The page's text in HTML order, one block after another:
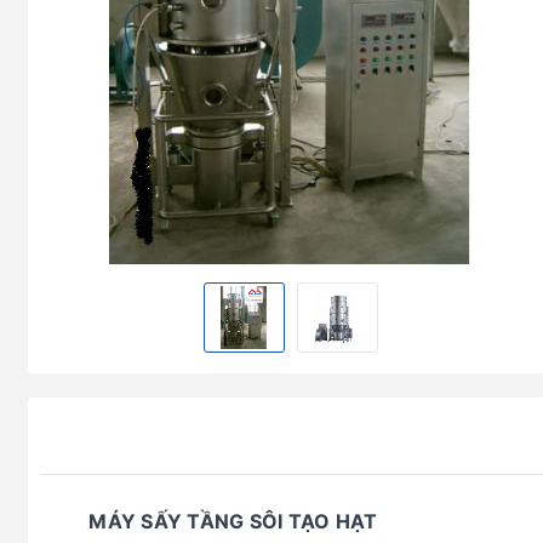
MÁY SẤY TẦNG SÔI TẠO HẠT